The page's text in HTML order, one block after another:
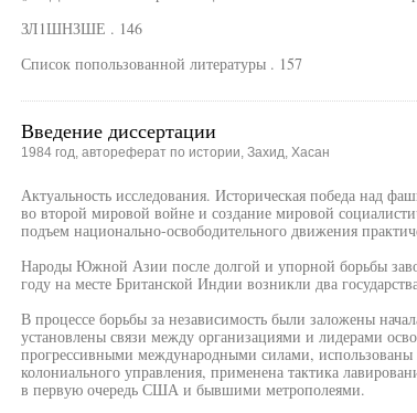
ЗЛ1ШНЗШЕ . 146
Список попользованной литературы . 157
Введение диссертации
1984 год, автореферат по истории, Захид, Хасан
Актуальность исследования. Историческая победа над
во второй мировой войне и создание мировой
подъем национально-освободительного движения
Народы Южной Азии после долгой и упорной борьбы
году на месте Британской Индии возникли два
В процессе борьбы за независимость были заложены
установлены связи между организациями и лидерами
прогрессивными международными силами,
колониального управления, применена тактика
в первую очередь США и бывшими метрополеями.